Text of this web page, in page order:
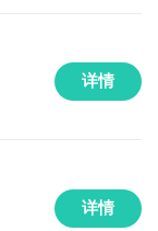
详情
详情